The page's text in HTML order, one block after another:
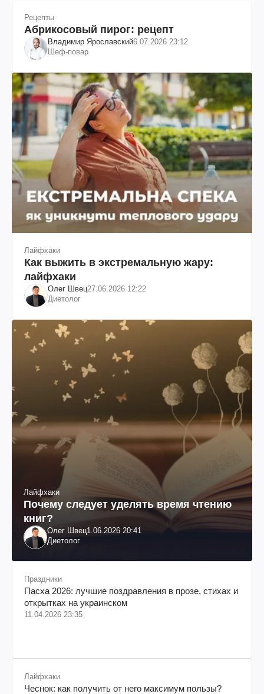
Рецепты
Абрикосовый пирог: рецепт
Владимир Ярославский6.07.2026 23:12
Шеф-повар
Лайфхаки
Как выжить в экстремальную жару:
лайфхаки
Олег Швец27.06.2026 12:22
Диетолог
Лайфхаки
Почему следует уделять время чтению
книг?
Олег Швец1.06.2026 20:41
Диетолог
Праздники
Пасха 2026: лучшие поздравления в прозе, стихах и
открытках на украинском
11.04.2026 23:35
Лайфхаки
Чеснок: как получить от него максимум пользы?